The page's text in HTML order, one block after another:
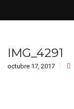
IMG_4291
octubre 17, 2017